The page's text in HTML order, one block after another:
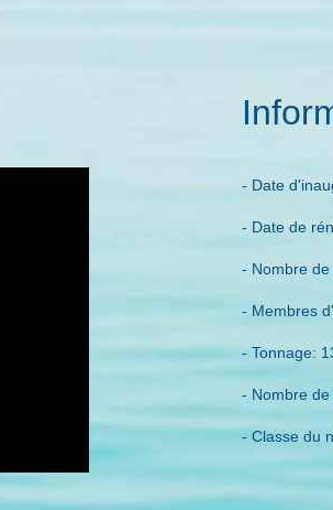
- Date
- Date de
- Nombre
- Membres
- Tonnage:
- Nombre
- Classe du